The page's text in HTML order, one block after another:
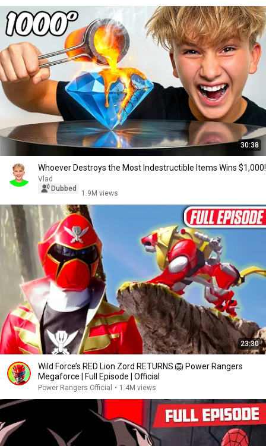
30:38
Whoever Destroys the Most Indestructible Items Wins $1,000!
Vlad
Dubbed
1.9M views
23:30
Wild Force’s RED Lion Zord RETURNS 🦁 Power Rangers
Megaforce | Full Episode | Official
Power Rangers Official • 1.4M views